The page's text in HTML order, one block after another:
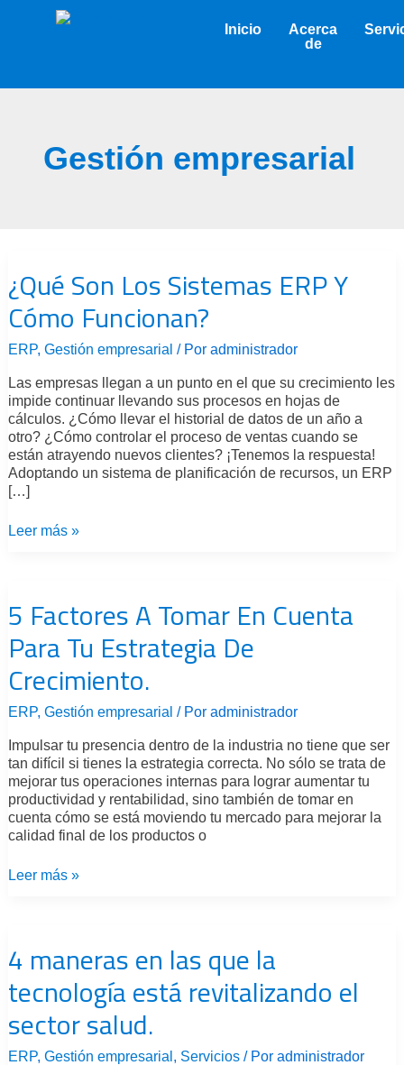
Inicio
Acerca
de
Gestión empresarial
¿Qué Son Los Sistemas ERP Y
Cómo Funcionan?
ERP, Gestión empresarial / Por administrador
Las empresas llegan a un punto en el que su crecimiento les
impide continuar llevando sus procesos en hojas de
cálculos. ¿Cómo llevar el historial de datos de un año a
otro? ¿Cómo controlar el proceso de ventas cuando se
están atrayendo nuevos clientes? ¡Tenemos la respuesta!
Adoptando un sistema de planificación de recursos, un ERP
[…]
Sistemas
ERP
Y
Cómo
Leer más »
5 Factores A Tomar En Cuenta
Para Tu Estrategia De
Crecimiento.
ERP, Gestión empresarial / Por administrador
Impulsar tu presencia dentro de la industria no tiene que ser
tan difícil si tienes la estrategia correcta. No sólo se trata de
mejorar tus operaciones internas para lograr aumentar tu
productividad y rentabilidad, sino también de tomar en
cuenta cómo se está moviendo tu mercado para mejorar la
calidad final de los productos o
Tomar
En
Cuenta
Para
Tu
Estrategia
Crecimiento.
Leer más »
4 maneras en las que la
tecnología está revitalizando el
sector salud.
ERP, Gestión empresarial , Servicios/ Por administrador
las
que
la
tecnología
está
revitalizando